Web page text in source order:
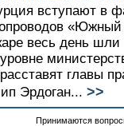
вступают в
весь день
главы
Эрдоган... >>
Принимаются